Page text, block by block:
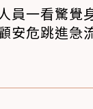
員一看驚覺
安危跳進急